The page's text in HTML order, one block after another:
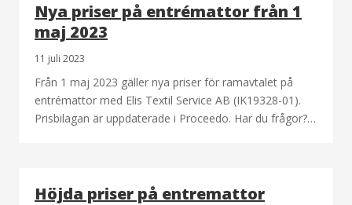
Nya priser på entrémattor från 1
maj 2023
11 juli 2023
Från 1 maj 2023 gäller nya priser för ramavtalet på
entrémattor med Elis Textil Service AB (IK19328-01).
Prisbilagan är uppdaterade i Proceedo. Har du frågor?…
Höjda priser på entremattor